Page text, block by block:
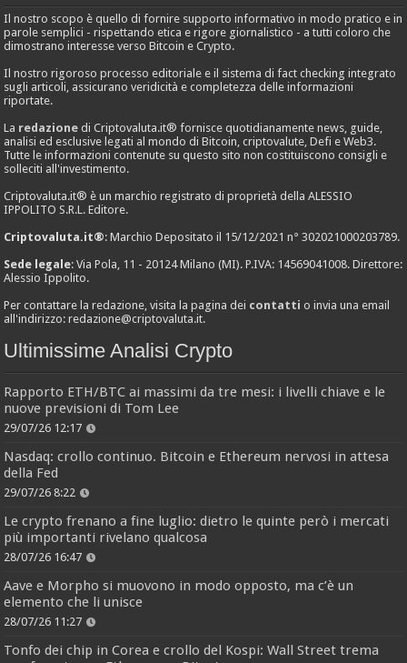
Il nostro scopo è quello di fornire supporto informativo in modo pratico e in
parole semplici - rispettando etica e rigore giornalistico - a tutti coloro che
dimostrano interesse verso Bitcoin e Crypto.
Il nostro rigoroso processo editoriale e il sistema di fact checking integrato
sugli articoli, assicurano veridicità e completezza delle informazioni
riportate.
La redazione di Criptovaluta.it® fornisce quotidianamente news, guide,
analisi ed esclusive legati al mondo di Bitcoin, criptovalute, Defi e Web3.
Tutte le informazioni contenute su questo sito non costituiscono consigli e
solleciti all'investimento.
Criptovaluta.it® è un marchio registrato di proprietà della ALESSIO
IPPOLITO S.R.L. Editore.
Criptovaluta.it®: Marchio Depositato il 15/12/2021 n° 302021000203789.
Sede legale: Via Pola, 11 - 20124 Milano (MI). P.IVA: 14569041008. Direttore:
Alessio Ippolito.
Per contattare la redazione, visita la pagina dei contatti o invia una email
all'indirizzo:redazione@criptovaluta.it.
Ultimissime Analisi Crypto
Rapporto ETH/BTC ai massimi da tre mesi: i livelli chiave e le
nuove previsioni di Tom Lee
29/07/26 12:17
Nasdaq: crollo continuo. Bitcoin e Ethereum nervosi in attesa
della Fed
29/07/26 8:22
Le crypto frenano a fine luglio: dietro le quinte però i mercati
più importanti rivelano qualcosa
28/07/26 16:47
Aave e Morpho si muovono in modo opposto, ma c’è un
elemento che li unisce
28/07/26 11:27
Tonfo dei chip in Corea e crollo del Kospi: Wall Street trema